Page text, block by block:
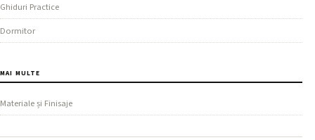
Ghiduri Practice
Dormitor
MAI MULTE
Materiale și Finisaje